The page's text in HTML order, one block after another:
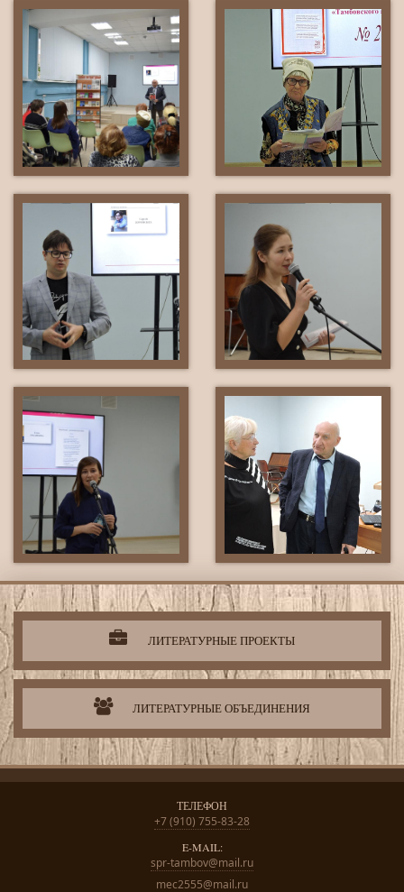
Литературная
деятельность
организации
ЛИТЕРАТУРНЫЕ ПРОЕКТЫ
ЛИТЕРАТУРНЫЕ ОБЪЕДИНЕНИЯ
ТЕЛЕФОН
+7 (910) 755-83-28
E-MAIL:
spr-tambov@mail.ru
mec2555@mail.ru